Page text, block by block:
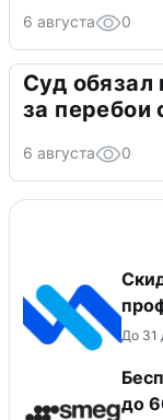
6 августа 0
Суд обязал
за перебои
6 августа 0
До 31
до